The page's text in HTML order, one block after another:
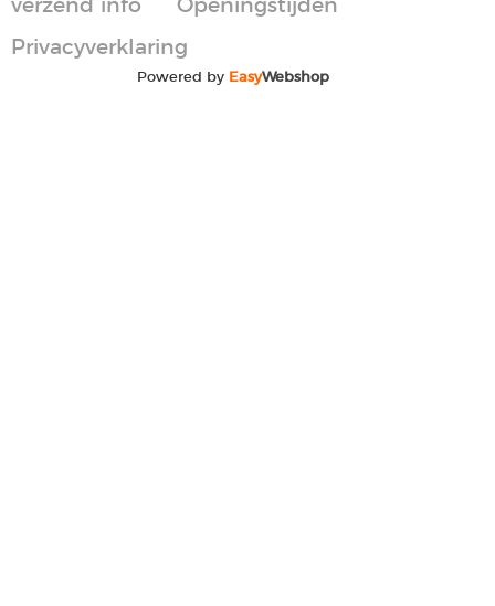
verzend info
Openingstijden
Privacyverklaring
Powered by EasyWebshop